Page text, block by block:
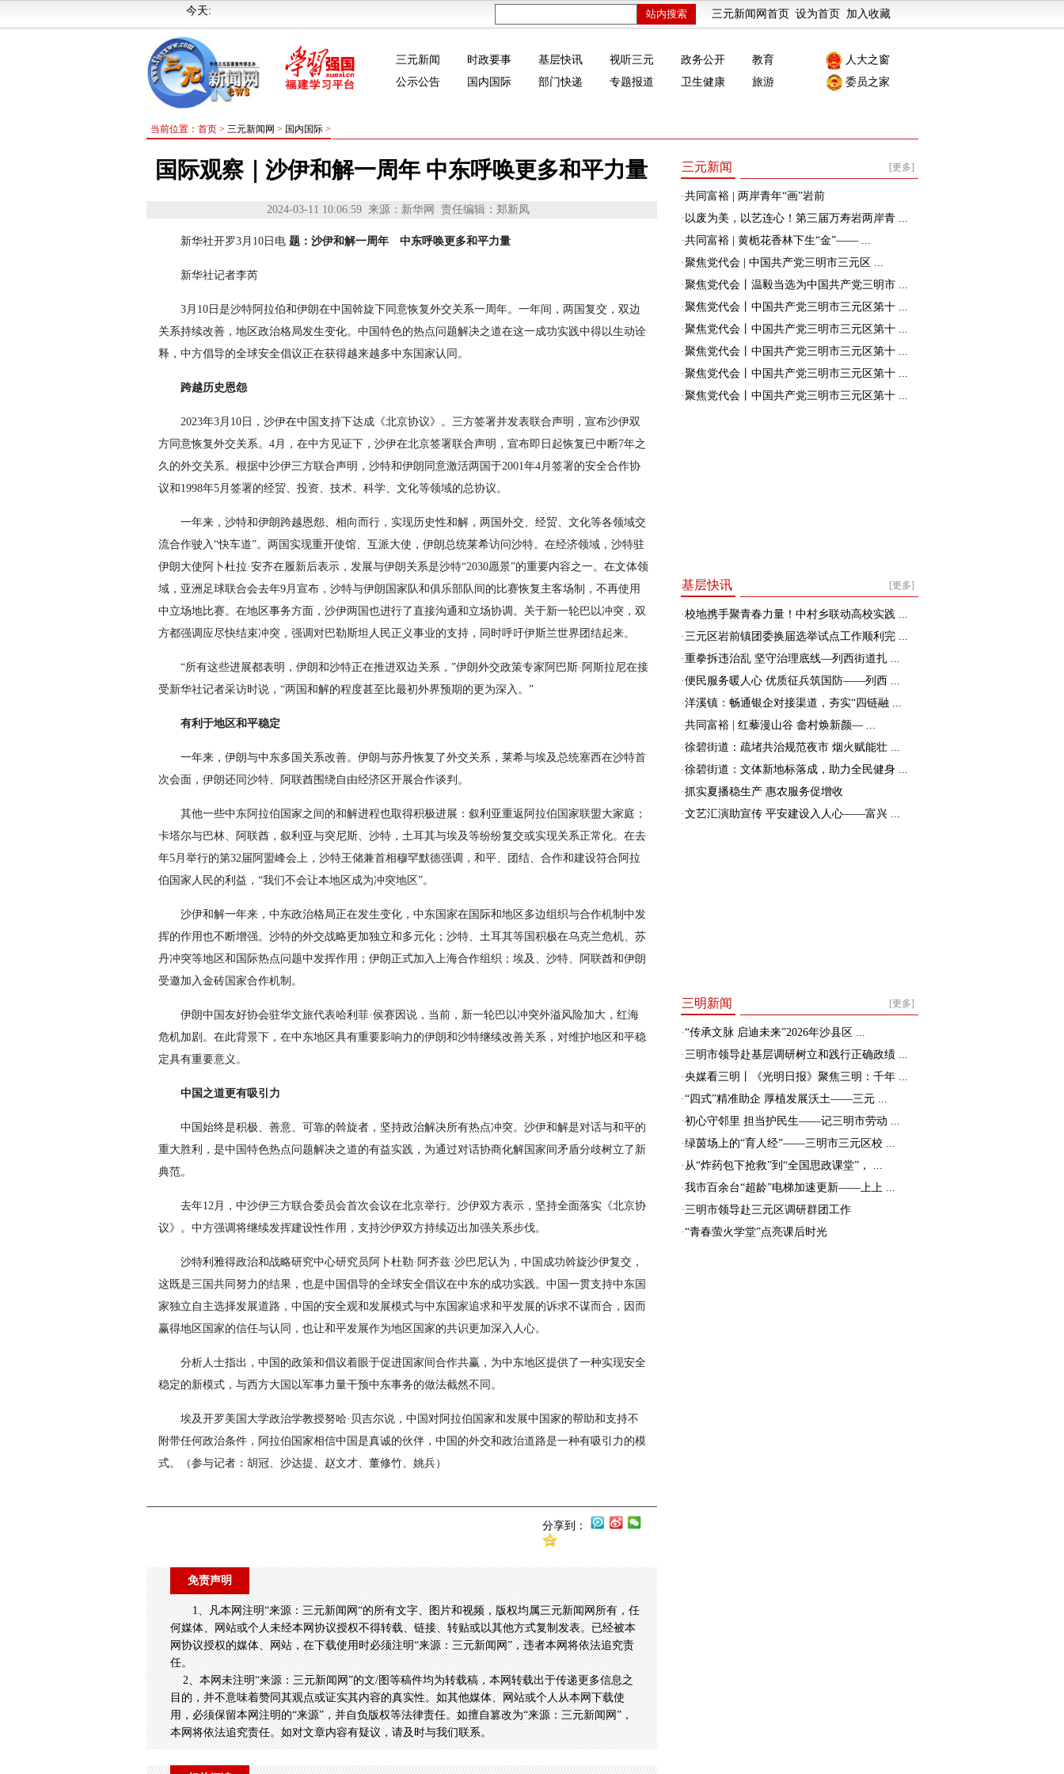
今天: 三元新闻网首页 设为首页 加入收藏
三元新闻 时政要事 基层快讯 视听三元 政务公开 教育
人大之窗
公示公告
国内国际 部门快递 专题报道 卫生健康 旅游 委员之家
当前位置：首页 > 三元新闻网 > 国内国际>
国际观察｜沙伊和解一周年 中东呼唤更多和平力量
2024-03-11 10:06:59 来源：新华网 责任编辑：郑新凤
新华社开罗3月10日电 题：沙伊和解一周年 中东呼唤更多和平力量
新华社记者李芮
3月10日是沙特阿拉伯和伊朗在中国斡旋下同意恢复外交关系一周年。一年间，两国复交，双边
关系持续改善，地区政治格局发生变化。中国特色的热点问题解决之道在这一成功实践中得以生动诠
释，中方倡导的全球安全倡议正在获得越来越多中东国家认同。
跨越历史恩怨
2023年3月10日，沙伊在中国支持下达成《北京协议》。三方签署并发表联合声明，宣布沙伊双
方同意恢复外交关系。4月，在中方见证下，沙伊在北京签署联合声明，宣布即日起恢复已中断7年之
久的外交关系。根据中沙伊三方联合声明，沙特和伊朗同意激活两国于2001年4月签署的安全合作协
议和1998年5月签署的经贸、投资、技术、科学、文化等领域的总协议。
一年来，沙特和伊朗跨越恩怨、相向而行，实现历史性和解，两国外交、经贸、文化等各领域交
流合作驶入“快车道”。两国实现重开使馆、互派大使，伊朗总统莱希访问沙特。在经济领域，沙特驻
伊朗大使阿卜杜拉·安齐在履新后表示，发展与伊朗关系是沙特“2030愿景”的重要内容之一。在文体领
域，亚洲足球联合会去年9月宣布，沙特与伊朗国家队和俱乐部队间的比赛恢复主客场制，不再使用
中立场地比赛。在地区事务方面，沙伊两国也进行了直接沟通和立场协调。关于新一轮巴以冲突，双
方都强调应尽快结束冲突，强调对巴勒斯坦人民正义事业的支持，同时呼吁伊斯兰世界团结起来。
“所有这些进展都表明，伊朗和沙特正在推进双边关系，”伊朗外交政策专家阿巴斯·阿斯拉尼在接
受新华社记者采访时说，“两国和解的程度甚至比最初外界预期的更为深入。”
有利于地区和平稳定
一年来，伊朗与中东多国关系改善。伊朗与苏丹恢复了外交关系，莱希与埃及总统塞西在沙特首
次会面，伊朗还同沙特、阿联酋围绕自由经济区开展合作谈判。
其他一些中东阿拉伯国家之间的和解进程也取得积极进展：叙利亚重返阿拉伯国家联盟大家庭；
卡塔尔与巴林、阿联酋，叙利亚与突尼斯、沙特，土耳其与埃及等纷纷复交或实现关系正常化。在去
年5月举行的第32届阿盟峰会上，沙特王储兼首相穆罕默德强调，和平、团结、合作和建设符合阿拉
伯国家人民的利益，“我们不会让本地区成为冲突地区”。
沙伊和解一年来，中东政治格局正在发生变化，中东国家在国际和地区多边组织与合作机制中发
挥的作用也不断增强。沙特的外交战略更加独立和多元化；沙特、土耳其等国积极在乌克兰危机、苏
丹冲突等地区和国际热点问题中发挥作用；伊朗正式加入上海合作组织；埃及、沙特、阿联酋和伊朗
受邀加入金砖国家合作机制。
伊朗中国友好协会驻华文旅代表哈利菲·侯赛因说，当前，新一轮巴以冲突外溢风险加大，红海
危机加剧。在此背景下，在中东地区具有重要影响力的伊朗和沙特继续改善关系，对维护地区和平稳
定具有重要意义。
中国之道更有吸引力
中国始终是积极、善意、可靠的斡旋者，坚持政治解决所有热点冲突。沙伊和解是对话与和平的
重大胜利，是中国特色热点问题解决之道的有益实践，为通过对话协商化解国家间矛盾分歧树立了新
典范。
去年12月，中沙伊三方联合委员会首次会议在北京举行。沙伊双方表示，坚持全面落实《北京协
议》。中方强调将继续发挥建设性作用，支持沙伊双方持续迈出加强关系步伐。
沙特利雅得政治和战略研究中心研究员阿卜杜勒·阿齐兹·沙巴尼认为，中国成功斡旋沙伊复交，
这既是三国共同努力的结果，也是中国倡导的全球安全倡议在中东的成功实践。中国一贯支持中东国
家独立自主选择发展道路，中国的安全观和发展模式与中东国家追求和平发展的诉求不谋而合，因而
赢得地区国家的信任与认同，也让和平发展作为地区国家的共识更加深入人心。
分析人士指出，中国的政策和倡议着眼于促进国家间合作共赢，为中东地区提供了一种实现安全
稳定的新模式，与西方大国以军事力量干预中东事务的做法截然不同。
埃及开罗美国大学政治学教授努哈·贝吉尔说，中国对阿拉伯国家和发展中国家的帮助和支持不
附带任何政治条件，阿拉伯国家相信中国是真诚的伙伴，中国的外交和政治道路是一种有吸引力的模
式。（参与记者：胡冠、沙达提、赵文才、董修竹、姚兵）
分享到：
免责声明
1、凡本网注明“来源：三元新闻网“的所有文字、图片和视频，版权均属三元新闻网所有，任
何媒体、网站或个人未经本网协议授权不得转载、链接、转贴或以其他方式复制发表。已经被本
网协议授权的媒体、网站，在下载使用时必须注明“来源：三元新闻网”，违者本网将依法追究责
任。
2、本网未注明“来源：三元新闻网”的文/图等稿件均为转载稿，本网转载出于传递更多信息之
目的，并不意味着赞同其观点或证实其内容的真实性。如其他媒体、网站或个人从本网下载使
用，必须保留本网注明的“来源”，并自负版权等法律责任。如擅自篡改为“来源：三元新闻网”，
本网将依法追究责任。如对文章内容有疑议，请及时与我们联系。
[更多]
三元新闻
·共同富裕 | 两岸青年“画”岩前
· 以废为美，以艺连心！第三届万寿岩两岸青 ...
·共同富裕 | 黄栀花香林下生“金”—— ...
·聚焦党代会 | 中国共产党三明市三元区 ...
·聚焦党代会丨温毅当选为中国共产党三明市 ...
·聚焦党代会丨中国共产党三明市三元区第十 ...
·聚焦党代会丨中国共产党三明市三元区第十 ...
·聚焦党代会丨中国共产党三明市三元区第十 ...
·聚焦党代会丨中国共产党三明市三元区第十 ...
·聚焦党代会丨中国共产党三明市三元区第十 ...
[更多]
基层快讯
·校地携手聚青春力量！中村乡联动高校实践 ...
·三元区岩前镇团委换届选举试点工作顺利完 ...
·重拳拆违治乱 坚守治理底线—列西街道扎 ...
·便民服务暖人心 优质征兵筑国防——列西 ...
·洋溪镇：畅通银企对接渠道，夯实“四链融 ...
·共同富裕 | 红藜漫山谷 畲村焕新颜— ...
·徐碧街道：疏堵共治规范夜市 烟火赋能壮 ...
·徐碧街道：文体新地标落成，助力全民健身 ...
·抓实夏播稳生产 惠农服务促增收
·文艺汇演助宣传 平安建设入人心——富兴 ...
[更多]
三明新闻
·“传承文脉 启迪未来”2026年沙县区 ...
·三明市领导赴基层调研树立和践行正确政绩 ...
·央媒看三明丨《光明日报》聚焦三明：千年 ...
·“四式”精准助企 厚植发展沃土——三元 ...
·初心守邻里 担当护民生——记三明市劳动 ...
·绿茵场上的“育人经”——三明市三元区校 ...
· 从“炸药包下抢救”到“全国思政课堂”， ...
·我市百余台“超龄”电梯加速更新——上上 ...
·三明市领导赴三元区调研群团工作
·“青春萤火学堂”点亮课后时光